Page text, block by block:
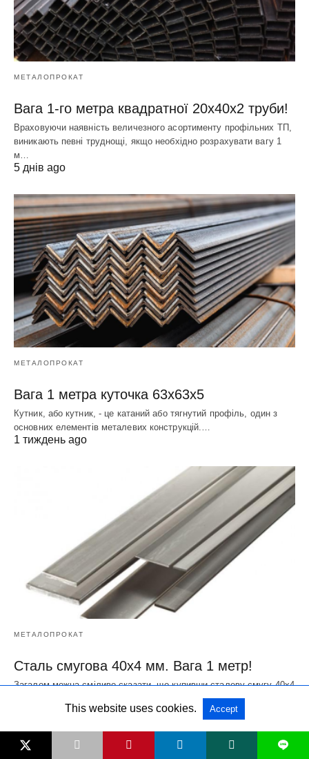
МЕТАЛОПРОКАТ
Вага 1-го метра квадратної 20х40х2 труби!
Враховуючи наявність величезного асортименту профільних ТП,
виникають певні труднощі, якщо необхідно розрахувати вагу 1
м…
5 днів ago
МЕТАЛОПРОКАТ
Вага 1 метра куточка 63х63х5
Кутник, або кутник, - це катаний або тягнутий профіль, один з
основних елементів металевих конструкцій.…
1 тиждень ago
МЕТАЛОПРОКАТ
Сталь смугова 40х4 мм. Вага 1 метр!
Загалом можна сміливо сказати, що купивши сталеву смугу 40х4
ви отримуєте універсальний матеріал для різних…
2 тижні ago
L
This website uses cookies. Accept